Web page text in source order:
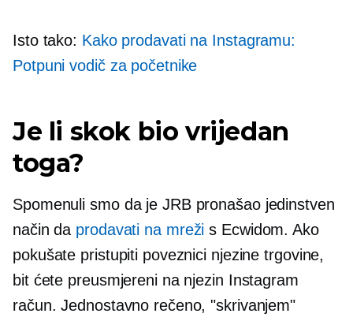
Isto tako: Kako prodavati na Instagramu:
Potpuni vodič za početnike
Je li skok bio vrijedan
toga?
Spomenuli smo da je JRB pronašao jedinstven
način da prodavati na mreži s Ecwidom. Ako
pokušate pristupiti poveznici njezine trgovine,
bit ćete preusmjereni na njezin Instagram
račun. Jednostavno rečeno, "skrivanjem"